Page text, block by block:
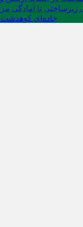
زیرساختی تا آمادگی
جاده‌ای کوهدشت